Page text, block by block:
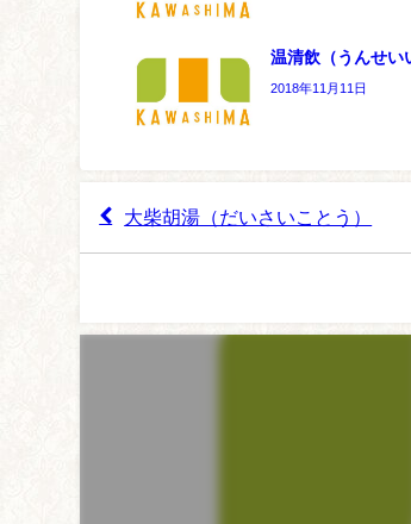
温清飲（うんせい
2018年11月11日
大柴胡湯（だいさいことう）